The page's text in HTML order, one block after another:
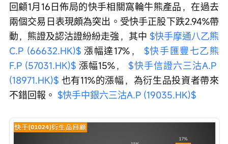
回顧1月16日佈局的快手相關窩輪牛熊產品，在過去
兩個交易日表現頗為突出。受快手正股下跌2.94%帶
動，熊證及認沽證紛紛走強，其中 $快手摩通八乙熊
C.P (66632.HK)$ 漲幅達17%， $快手匯豐七乙熊
F.P (57031.HK)$ 漲幅15%， $快手信證六三沽A.P
(18971.HK)$ 也有11%的漲幅，為衍生品投資者帶來
不錯回報。 $快手中銀六三沽A.P (19035.HK)$